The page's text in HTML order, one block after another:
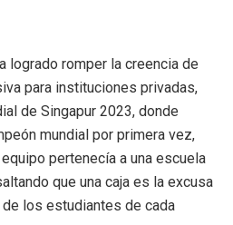
logrado romper la creencia de
para instituciones privadas,
de Singapur 2023, donde
mundial por primera vez,
pertenecía a una escuela
que una caja es la excusa
los estudiantes de cada